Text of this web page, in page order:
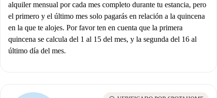
alquiler mensual por cada mes completo durante tu estancia, pero
el primero y el último mes solo pagarás en relación a la quincena
en la que te alojes. Por favor ten en cuenta que la primera
quincena se calcula del 1 al 15 del mes, y la segunda del 16 al
último día del mes.